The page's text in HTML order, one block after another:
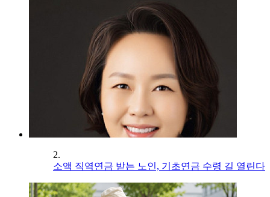
2.
소액 직역연금 받는 노인, 기초연금 수령 길 열린다